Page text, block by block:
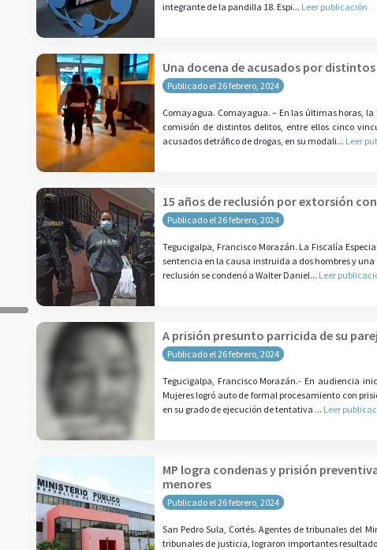
integrante de la pandilla 18. Espi... Leer publicación
Una docena de acusados por
Publicado el 26 febrero, 2024
Comayagua. Comayagua. – En las últimas horas,
comisión de distintos delitos, entre ellos cinco
acusados detráfico de drogas, en su modali... Leer
15 años de reclusión por extorsión
Publicado el 26 febrero, 2024
Tegucigalpa, Francisco Morazán. La Fiscalía
sentencia en la causa instruida a dos hombres y
reclusión se condenó a Walter Daniel... Leer
A prisión presunto parricida de su
Publicado el 26 febrero, 2024
Tegucigalpa, Francisco Morazán.- En audiencia
Mujeres logró auto de formal procesamiento con
en su grado de ejecución de tentativa ... Leer
MP logra condenas y prisión
menores
Publicado el 26 febrero, 2024
San Pedro Sula, Cortés. Agentes de tribunales del
tribunales de justicia, lograron importantes